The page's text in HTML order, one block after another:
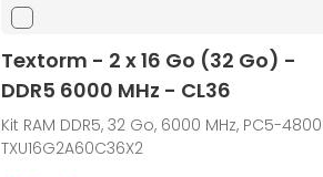
Textorm - 2 x 16 Go (32 Go) -
DDR5 6000 MHz - CL36
Kit RAM DDR5, 32 Go, 6000 MHz, PC5-
TXU16G2A60C36X2